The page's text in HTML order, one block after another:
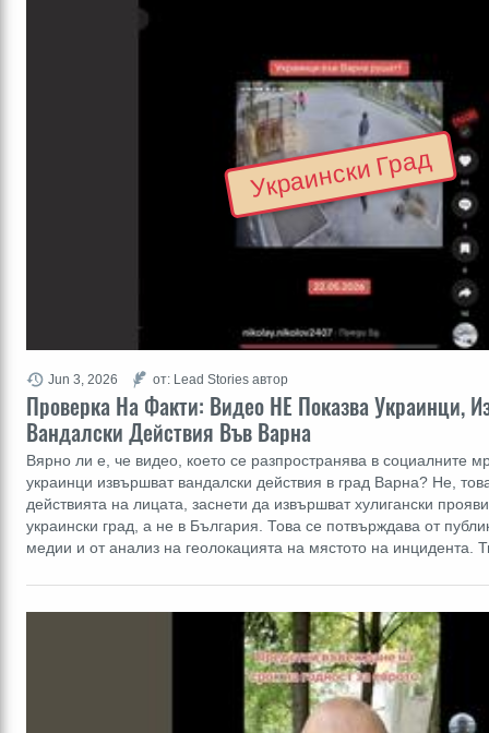
Проверка На Факти: Видео НЕ Показва Украинци,
Вандалски Действия Във Варна
Вярно ли е, че видео, което се разпространява в социалните
украинци извършват вандалски действия в град Варна? Не,
действията на лицата, заснети да извършват хулигански
украински град, а не в България. Това се потвърждава от
медии и от анализ на геолокацията на мястото на инцидента.
Jun 3, 2026 от: Lead Stories автор
Украински Град